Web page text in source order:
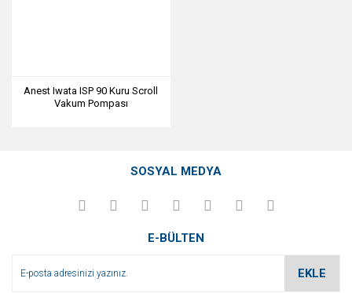
Anest Iwata ISP 90 Kuru Scroll
Vakum Pompası
SOSYAL MEDYA
E-BÜLTEN
EKLE